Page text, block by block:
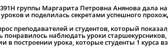
группы Маргарита Петровна Анянова дала
и поделилась секретами успешного
преподавателей и студентов, который
понравилось наблюдать уроки
в построении урока, которые студенты 1 курса